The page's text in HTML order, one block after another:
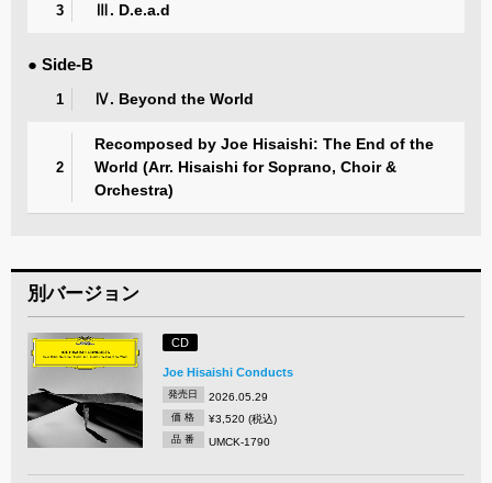
3 Ⅲ. D.e.a.d
● Side-B
1 Ⅳ. Beyond the World
2
Recomposed by Joe Hisaishi: The End of the
World (Arr. Hisaishi for Soprano, Choir &
Orchestra)
別バージョン
CD
Joe Hisaishi Conducts
発売日 2026.05.29
価 格 ¥3,520 (税込)
品 番 UMCK-1790